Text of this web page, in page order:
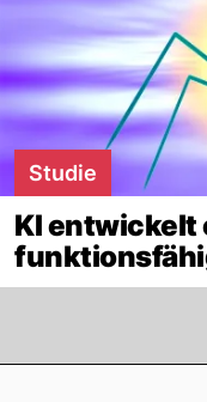
Studie
KI entwickelt